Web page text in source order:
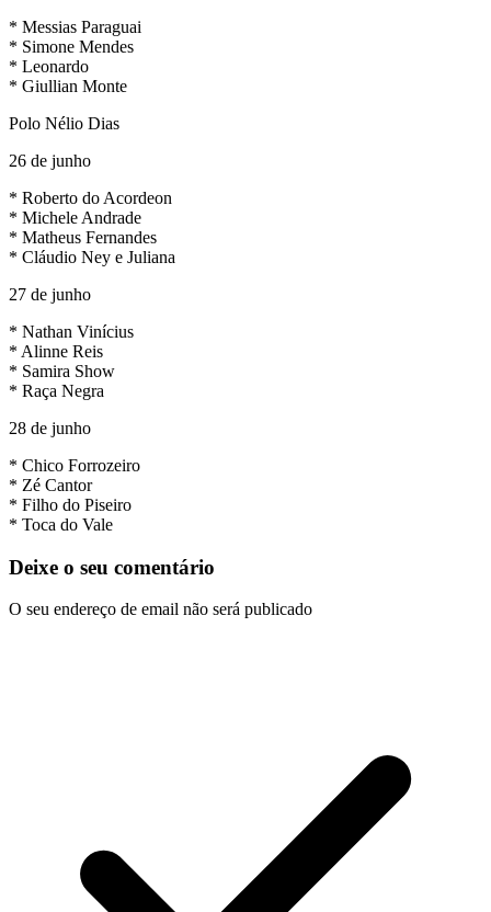
* Messias Paraguai
* Simone Mendes
* Leonardo
* Giullian Monte
Polo Nélio Dias
26 de junho
* Roberto do Acordeon
* Michele Andrade
* Matheus Fernandes
* Cláudio Ney e Juliana
27 de junho
* Nathan Vinícius
* Alinne Reis
* Samira Show
* Raça Negra
28 de junho
* Chico Forrozeiro
* Zé Cantor
* Filho do Piseiro
* Toca do Vale
Deixe o seu comentário
O seu endereço de email não será publicado